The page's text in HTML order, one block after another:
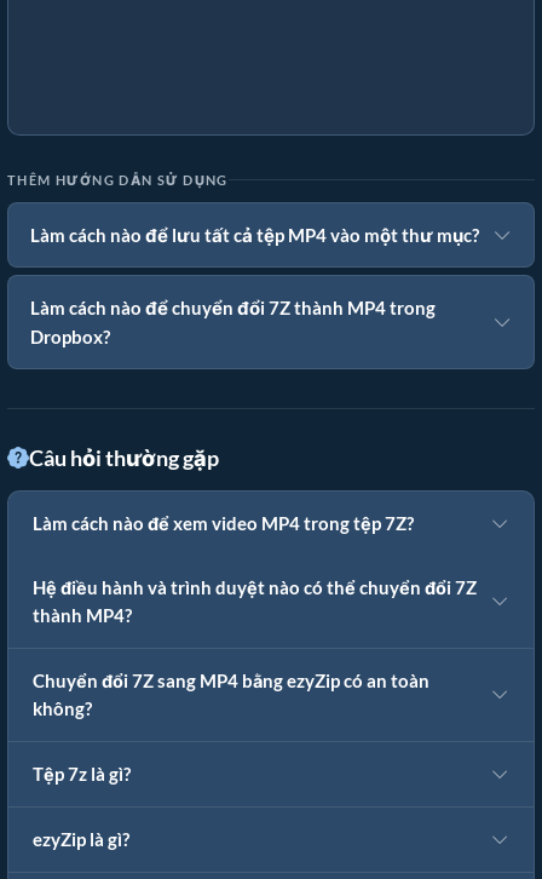
THÊM HƯỚNG DẪN SỬ DỤNG
Làm cách nào để lưu tất cả tệp MP4 vào một thư mục?
Làm cách nào để chuyển đổi 7Z thành MP4 trong
Dropbox?
Câu hỏi thường gặp
Làm cách nào để xem video MP4 trong tệp 7Z?
Hệ điều hành và trình duyệt nào có thể chuyển đổi 7Z
thành MP4?
Chuyển đổi 7Z sang MP4 bằng ezyZip có an toàn
không?
Tệp 7z là gì?
ezyZip là gì?